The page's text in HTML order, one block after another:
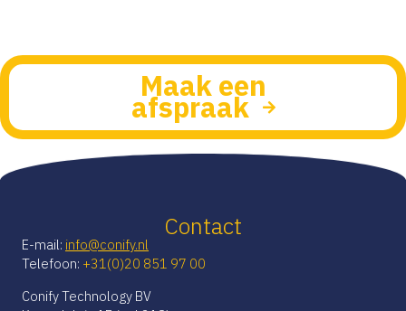
Maak een
afspraak
Contact
E-mail: info@conify.nl
Telefoon: +31(0)20 851 97 00
Conify Technology BV